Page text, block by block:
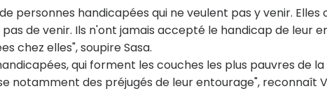
personnes handicapées qui ne veulent pas y venir.
de venir. Ils n'ont jamais accepté le handicap de leur
chez elles", soupire Sasa.
qui forment les couches les plus pauvres de
notamment des préjugés de leur entourage", reconnaît